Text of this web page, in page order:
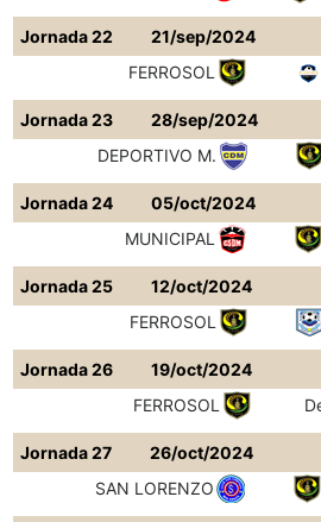
Jornada 22
21/sep/2024
FERROSOL
Jornada 23
28/sep/2024
DEPORTIVO M.
Jornada 24
05/oct/2024
MUNICIPAL
Jornada 25
12/oct/2024
FERROSOL
Jornada 26
19/oct/2024
FERROSOL
Jornada 27
26/oct/2024
SAN LORENZO